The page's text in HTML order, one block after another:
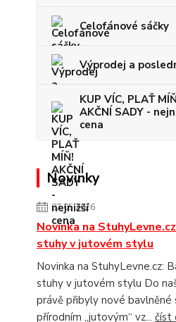
Celofánové sáčky
Výprodej a
KUP VÍC, PLAŤ
AKČNÍ SADY -
cena
Novinky
07.05.2026
Novinka na
stuhy v jutovém stylu
Novinka na StuhyLevne.cz:
stuhy v jutovém stylu Do
právě přibyly nové bavlněné
přírodním „jutovým“ vz... číst